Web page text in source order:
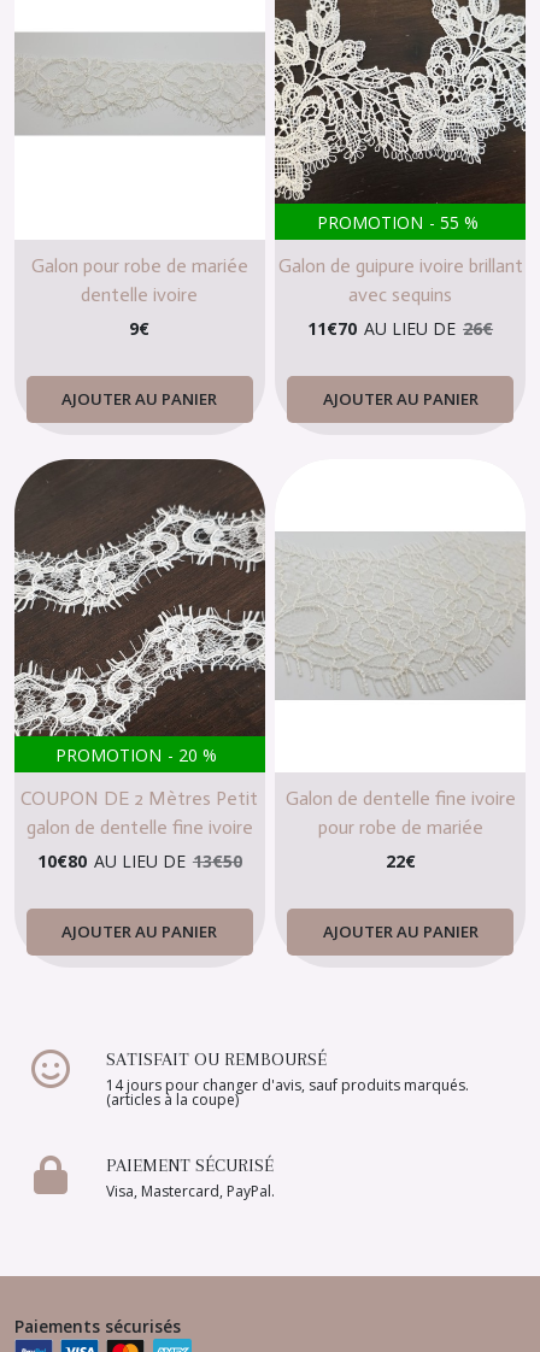
Galon pour robe de mariée
dentelle ivoire
9€
AJOUTER AU PANIER
PROMOTION - 55 %
Galon de guipure ivoire brillant
avec sequins
11€70 AU LIEU DE 26€
AJOUTER AU PANIER
PROMOTION - 20 %
COUPON DE 2 Mètres Petit
galon de dentelle fine ivoire
clair
10€80 AU LIEU DE 13€50
AJOUTER AU PANIER
Galon de dentelle fine ivoire
pour robe de mariée
22€
AJOUTER AU PANIER
SATISFAIT OU REMBOURSÉ
14 jours pour changer d'avis, sauf produits marqués.
(articles à la coupe)
PAIEMENT SÉCURISÉ
Visa, Mastercard, PayPal.
Paiements sécurisés